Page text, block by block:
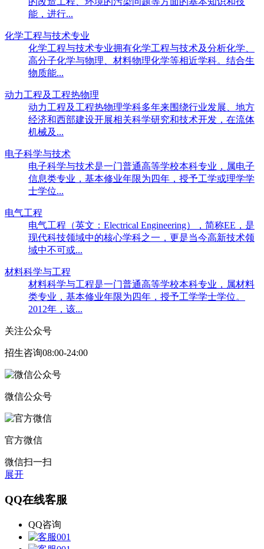
能，进行...
化学工程与技术专业
化学工程与技术专业拥有化学工程与技术及分析化学、
高分子化学与物理、材料物理化学等相近学科。结合生
物质能...
动力工程及工程热物理
动力工程及工程热物理学科多年来围绕行业发展、地方
经济和西部建设开展相关科学研究和技术开发，在流体
机械及...
电子科学与技术
电子科学与技术是一门普通高等学校本科专业，属电子
信息类专业，基本修业年限为四年，授予工学或理学学
士学位...
电气工程
电气工程（英文：Electrical Engineering），简称EE，是
现代科技领域中的核心学科之一，更是当今高新技术领
域中不可或...
材料科学与工程
材料科学与工程是一门普通高等学校本科专业，属材料
类专业，基本修业年限为四年，授予工学学士学位。
2012年，该...
关注公众号
招生咨询08:00-24:00
微信公众号
官方微信
微信扫一扫
展开
QQ在线客服
QQ咨询